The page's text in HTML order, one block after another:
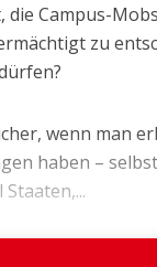
Campus-
zu
wenn man
haben –